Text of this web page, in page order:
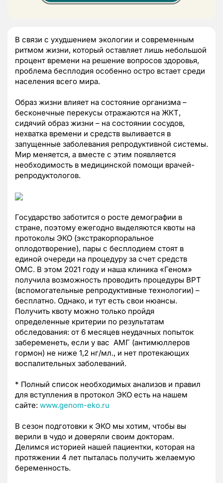
В связи с ухудшением экологии и современным
ритмом жизни, который оставляет лишь небольшой
процент времени на решение вопросов здоровья,
проблема бесплодия особенно остро встает среди
населения всего мира.
Образ жизни влияет на состояние организма –
бесконечные перекусы отражаются на ЖКТ,
сидячий образ жизни – на состоянии сосудов,
нехватка времени и средств выливается в
запущенные заболевания репродуктивной системы.
Мир меняется, а вместе с этим появляется
необходимость в медицинской помощи врачей-
репродуктологов.
Государство заботится о росте демографии в
стране, поэтому ежегодно выделяются квоты на
протоколы ЭКО (экстракорпоральное
оплодотворение), пары с бесплодием стоят в
единой очереди на процедуру за счет средств
ОМС. В этом 2021 году и наша клиника «Геном»
получила возможность проводить процедуры ВРТ
(вспомогательные репродуктивные технологии) –
бесплатно. Однако, и тут есть свои нюансы.
Получить квоту можно только пройдя
определенные критерии по результатам
обследования: от 6 месяцев неудачных попыток
забеременеть, если у вас АМГ (антимюллеров
гормон) не ниже 1,2 нг/мл., и нет протекающих
воспалительных заболеваний.
* Полный список необходимых анализов и правил
для вступления в протокол ЭКО есть на нашем
сайте: www.genom-eko.ru
В сезон подготовки к ЭКО мы хотим, чтобы вы
верили в чудо и доверяли своим докторам.
Делимся историей нашей пациентки, которая на
протяжении 4 лет пыталась получить желаемую
беременность.